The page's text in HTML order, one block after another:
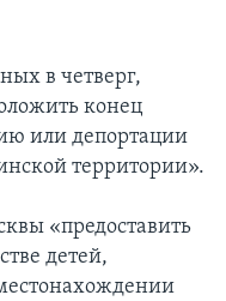
в четверг,
конец
или депортации
территории».
«предоставить
детей,